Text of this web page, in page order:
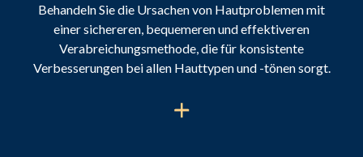
Behandeln Sie die Ursachen von Hautproblemen mit
einer sichereren, bequemeren und effektiveren
Verabreichungsmethode, die für konsistente
Verbesserungen bei allen Hauttypen und -tönen sorgt.